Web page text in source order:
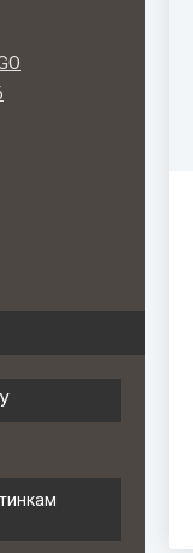
для CS 1.6